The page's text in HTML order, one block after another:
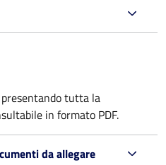
tutta la
in formato PDF.
da allegare